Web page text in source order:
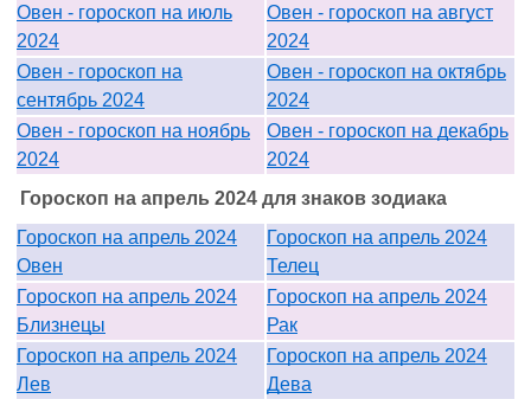
Овен - гороскоп на июль
2024
Овен - гороскоп на август
2024
Овен - гороскоп на
сентябрь 2024
Овен - гороскоп на октябрь
2024
Овен - гороскоп на ноябрь
2024
Овен - гороскоп на декабрь
2024
Гороскоп на апрель 2024 для знаков зодиака
Гороскоп на апрель 2024
Овен
Гороскоп на апрель 2024
Телец
Гороскоп на апрель 2024
Близнецы
Гороскоп на апрель 2024
Рак
Гороскоп на апрель 2024
Лев
Гороскоп на апрель 2024
Дева